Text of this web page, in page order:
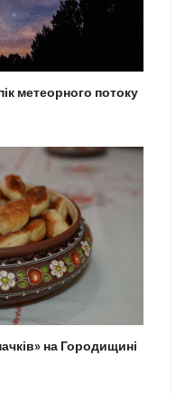
метеорного потоку
на Городищині